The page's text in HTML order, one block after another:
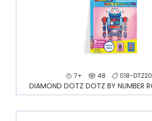
7+ 48 018-
DIAMOND DOTZ DOTZ BY NUMBER